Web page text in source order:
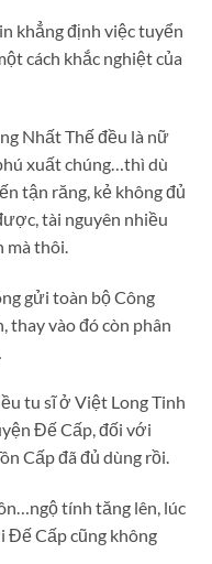
khẳng định việc tuyển
cách khắc nghiệt của
Nhất Thế đều là nữ
xuất chúng…thì dù
tận răng, kẻ không đủ
tài nguyên nhiều
thôi.
gửi toàn bộ Công
thay vào đó còn phân
tu sĩ ở Việt Long Tinh
Đế Cấp, đối với
Cấp đã đủ dùng rồi.
tính tăng lên, lúc
Đế Cấp cũng không